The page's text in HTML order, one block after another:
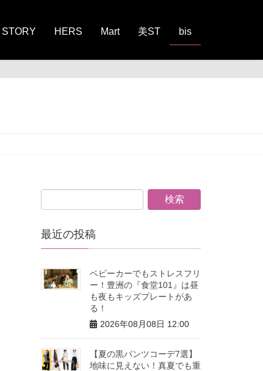
STORY HERS Mart 美ST bis
最近の投稿
ベビーカーでもストレスフリ
ー！豊洲の『食堂101』は昼
も夜もキッズプレートがあ
る！
2026年08月08日 12:00
【夏の黒パンツコーデ7選】
地味に見えない！真夏でも重